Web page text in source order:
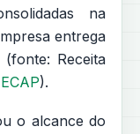
na
entrega
Receita
).
o alcance do